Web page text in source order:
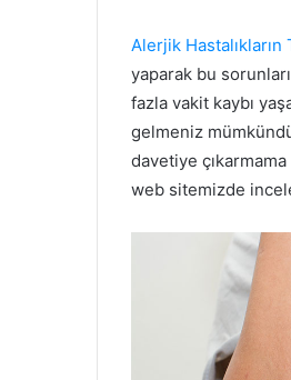
Alerjik Hastalıkların
yaparak bu
fazla vakit kaybı
gelmeniz
davetiye
web sitemizde